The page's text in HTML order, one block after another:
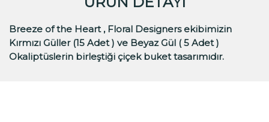
Breeze of the Heart , Floral Designers ekibimizin
Kırmızı Güller (15 Adet ) ve Beyaz Gül ( 5 Adet )
Okaliptüslerin birleştiği çiçek buket tasarımıdır.